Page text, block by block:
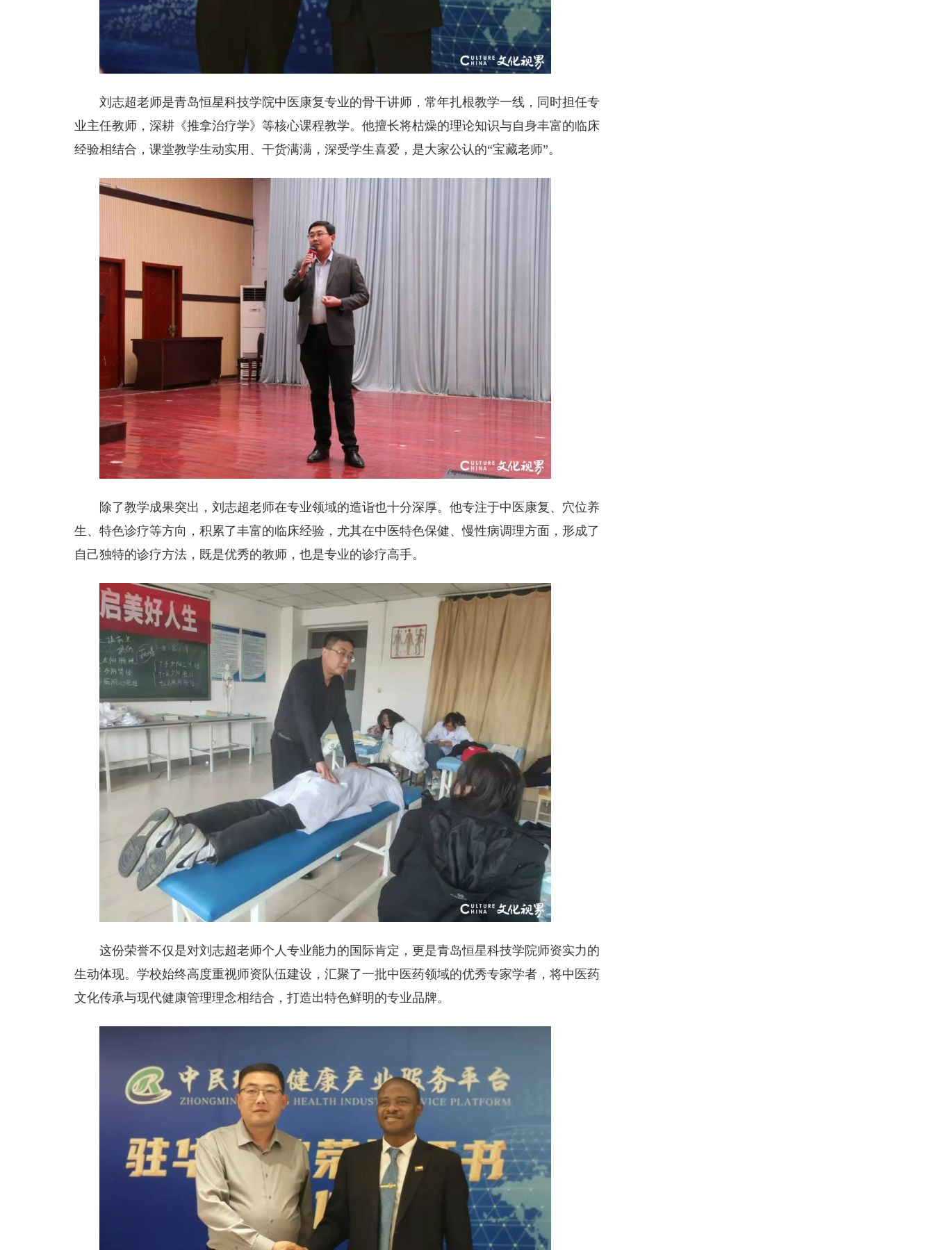
刘志超老师是青岛恒星科技学院中医康复专业的骨干讲师，常年扎根教学一线，同时担任专
业主任教师，深耕《推拿治疗学》等核心课程教学。他擅长将枯燥的理论知识与自身丰富的临床
经验相结合，课堂教学生动实用、干货满满，深受学生喜爱，是大家公认的“宝藏老师”。
除了教学成果突出，刘志超老师在专业领域的造诣也十分深厚。他专注于中医康复、穴位养
生、特色诊疗等方向，积累了丰富的临床经验，尤其在中医特色保健、慢性病调理方面，形成了
自己独特的诊疗方法，既是优秀的教师，也是专业的诊疗高手。
这份荣誉不仅是对刘志超老师个人专业能力的国际肯定，更是青岛恒星科技学院师资实力的
生动体现。学校始终高度重视师资队伍建设，汇聚了一批中医药领域的优秀专家学者，将中医药
文化传承与现代健康管理理念相结合，打造出特色鲜明的专业品牌。